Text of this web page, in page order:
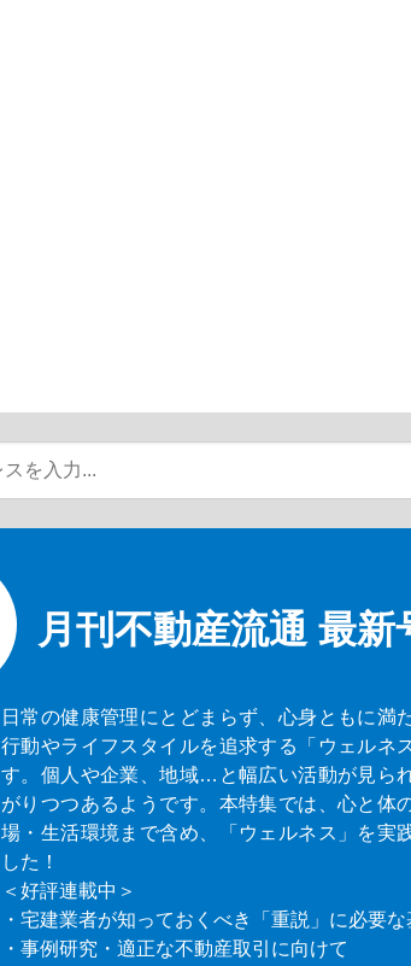
月刊不動産流通 最新
日常の健康管理にとどまらず、心身ともに満
行動やライフスタイルを追求する「ウェルネ
す。個人や企業、地域…と幅広い活動が見ら
がりつつあるようです。本特集では、心と体
場・生活環境まで含め、「ウェルネス」を実
した！
＜好評連載中＞
・宅建業者が知っておくべき「重説」に必要
・事例研究・適正な不動産取引に向けて